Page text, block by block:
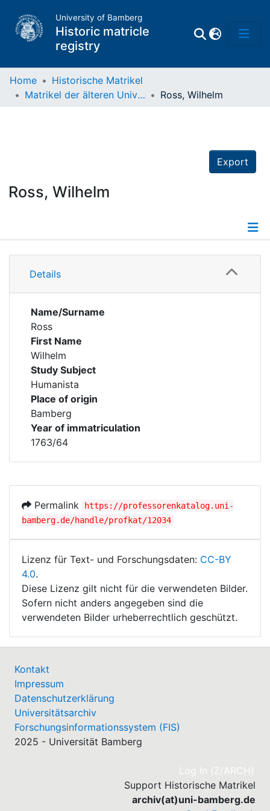
University of Bamberg
Historic matricle
registry
Home
Historische Matrikel
Matrikel der älteren Universität
Ross, Wilhelm
Export
Ross, Wilhelm
Details
Details
Name/Surname
Ross
First Name
Wilhelm
Study Subject
Humanista
Place of origin
Bamberg
Year of immatriculation
1763/64
Permalink
https://professorenkatalog.uni-
bamberg.de/handle/profkat/12034
Lizenz für Text- und Forschungsdaten: CC-BY
4.0.
Diese Lizenz gilt nicht für die verwendeten Bilder.
Sofern nicht anders angegeben sind die
verwendeten Bilder urheberrechtlich geschützt.
Kontakt
Impressum
Datenschutzerklärung
Universitätsarchiv
Forschungsinformationssystem (FIS)
2025 - Universität Bamberg
Log In (Z/ARCH)
Support Historische Matrikel
archiv(at)uni-bamberg.de